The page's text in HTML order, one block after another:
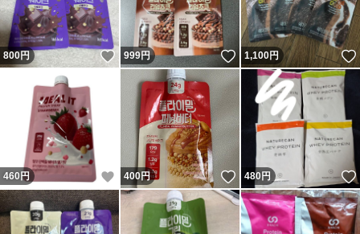
800円 いいね！
999円 いいね！
1,100円
460 円 いいね！
400円 いいね！
480円